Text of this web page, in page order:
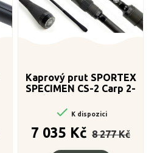
Kaprový prut SPORTEX
SPECIMEN CS-2 Carp 2-
 K dispozici
7 035 Kč
cena
8 277 Kč